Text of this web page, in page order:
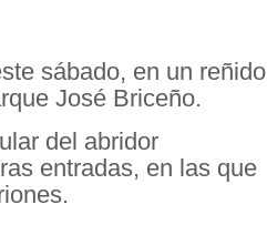
sábado, en un reñido
José Briceño.
del abridor
entradas, en las que